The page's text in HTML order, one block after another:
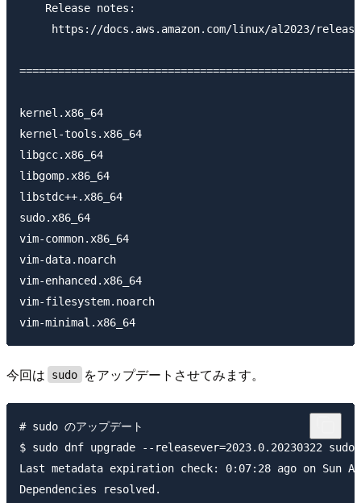
    Release notes:
https://docs.aws.amazon.com/linux/al2023/
kernel.x86_64
kernel-tools.x86_64
libgcc.x86_64
libgomp.x86_64
libstdc++.x86_64
sudo.x86_64
vim-common.x86_64
vim-data.noarch
vim-enhanced.x86_64
vim-filesystem.noarch
今回は sudo をアップデートさせてみます。
# sudo のアップデート
$ sudo dnf upgrade --releasever=2023.0.20230322 sudo
Last metadata expiration check: 0:07:28 ago on Sun
Dependencies resolved.